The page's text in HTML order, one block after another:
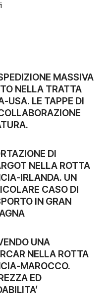
MASSIVA
NELLA TRATTA
USA. LE TAPPE DI
DI
NELLA ROTTA
IRLANDA. UN
CASO DI
IN GRAN
UNA
NELLA ROTTA
MAROCCO.
ED